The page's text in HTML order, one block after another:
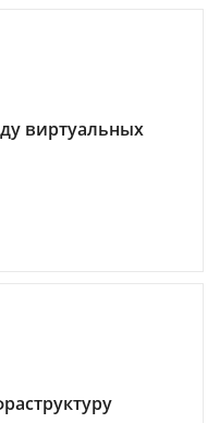
виртуальных